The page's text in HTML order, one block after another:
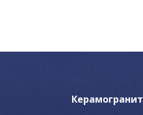
Керамогранит